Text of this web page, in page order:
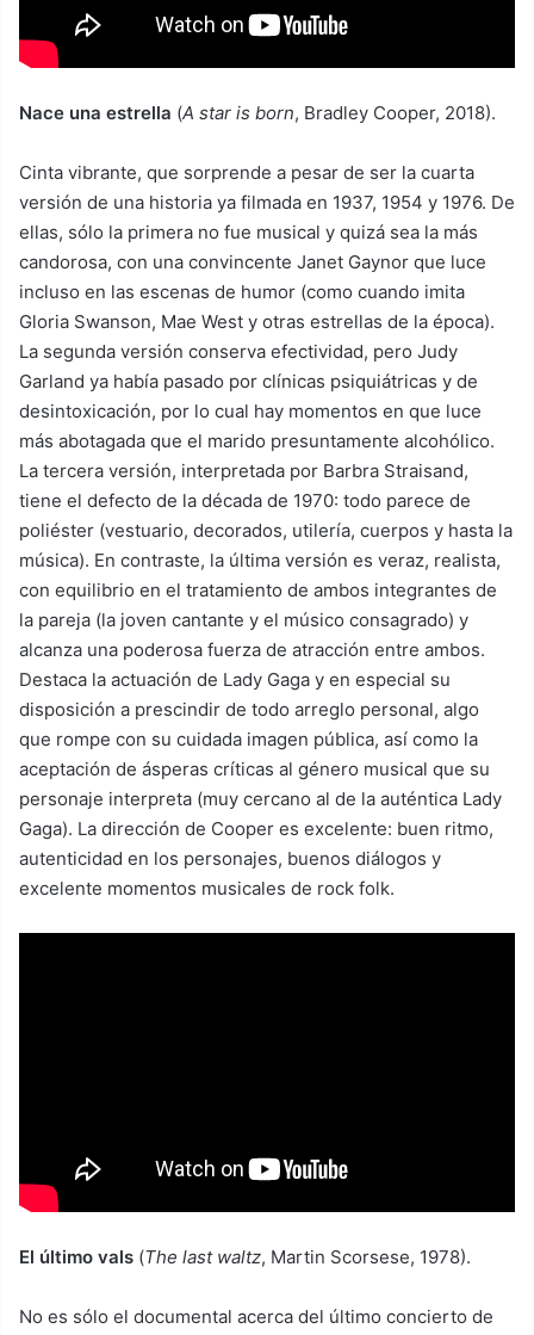
Nace una estrella (A star is born, Bradley Cooper, 2018).
Cinta vibrante, que sorprende a pesar de ser la cuarta
versión de una historia ya filmada en 1937, 1954 y 1976. De
ellas, sólo la primera no fue musical y quizá sea la más
candorosa, con una convincente Janet Gaynor que luce
incluso en las escenas de humor (como cuando imita
Gloria Swanson, Mae West y otras estrellas de la época).
La segunda versión conserva efectividad, pero Judy
Garland ya había pasado por clínicas psiquiátricas y de
desintoxicación, por lo cual hay momentos en que luce
más abotagada que el marido presuntamente alcohólico.
La tercera versión, interpretada por Barbra Straisand,
tiene el defecto de la década de 1970: todo parece de
poliéster (vestuario, decorados, utilería, cuerpos y hasta la
música). En contraste, la última versión es veraz, realista,
con equilibrio en el tratamiento de ambos integrantes de
la pareja (la joven cantante y el músico consagrado) y
alcanza una poderosa fuerza de atracción entre ambos.
Destaca la actuación de Lady Gaga y en especial su
disposición a prescindir de todo arreglo personal, algo
que rompe con su cuidada imagen pública, así como la
aceptación de ásperas críticas al género musical que su
personaje interpreta (muy cercano al de la auténtica Lady
Gaga). La dirección de Cooper es excelente: buen ritmo,
autenticidad en los personajes, buenos diálogos y
excelente momentos musicales de rock folk.
El último vals (The last waltz, Martin Scorsese, 1978).
No es sólo el documental acerca del último concierto de